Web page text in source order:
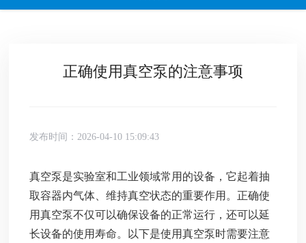
正确使用真空泵的注意事项
发布时间：2026-04-10 15:09:43
真空泵是实验室和工业领域常用的设备，它起着抽
取容器内气体、维持真空状态的重要作用。正确使
用真空泵不仅可以确保设备的正常运行，还可以延
长设备的使用寿命。以下是使用真空泵时需要注意